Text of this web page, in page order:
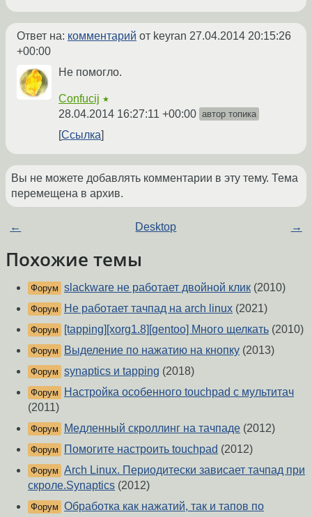
Ответ на: комментарий от keyran 27.04.2014 20:15:26
+00:00
Не помогло.
Confucij ★
28.04.2014 16:27:11 +00:00 автор топика
Ссылка
Вы не можете добавлять комментарии в эту тему. Тема
перемещена в архив.
← Desktop →
Похожие темы
Форум slackware не работает двойной клик (2010)
Форум Не работает тачпад на arch linux (2021)
Форум [tapping][xorg1.8][gentoo] Много щелкать (2010)
Форум Выделение по нажатию на кнопку (2013)
Форум synaptics и tapping (2018)
Форум
Настройка особенного touchpad с мультитач
(2011)
Форум Медленный скроллинг на тачпаде (2012)
Форум Помогите настроить touchpad (2012)
Форум Arch Linux. Периодитески зависает тачпад при
скроле.Synaptics (2012)
Форум Обработка как нажатий, так и тапов по